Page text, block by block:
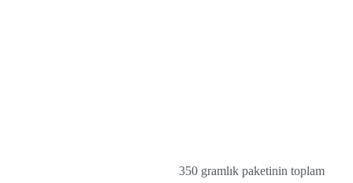
350 gramlık paketinin toplam